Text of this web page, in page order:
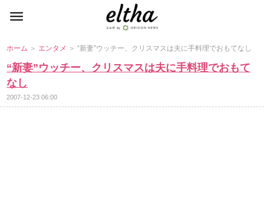
ホーム ＞ エンタメ ＞ “新妻”ウッチー、クリスマスは夫に手料理でおもてなし
“新妻”ウッチー、クリスマスは夫に手料理でおもて
なし
2007-12-23 06:00